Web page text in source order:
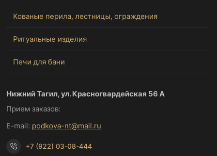
Кованые перила, лестницы, ограждения
Ритуальные изделия
Печи для бани
Нижний Тагил, ул. Красногвардейская 56 А
Прием заказов:
E-mail: podkova-nt@mail.ru
+7 (922) 03-08-444